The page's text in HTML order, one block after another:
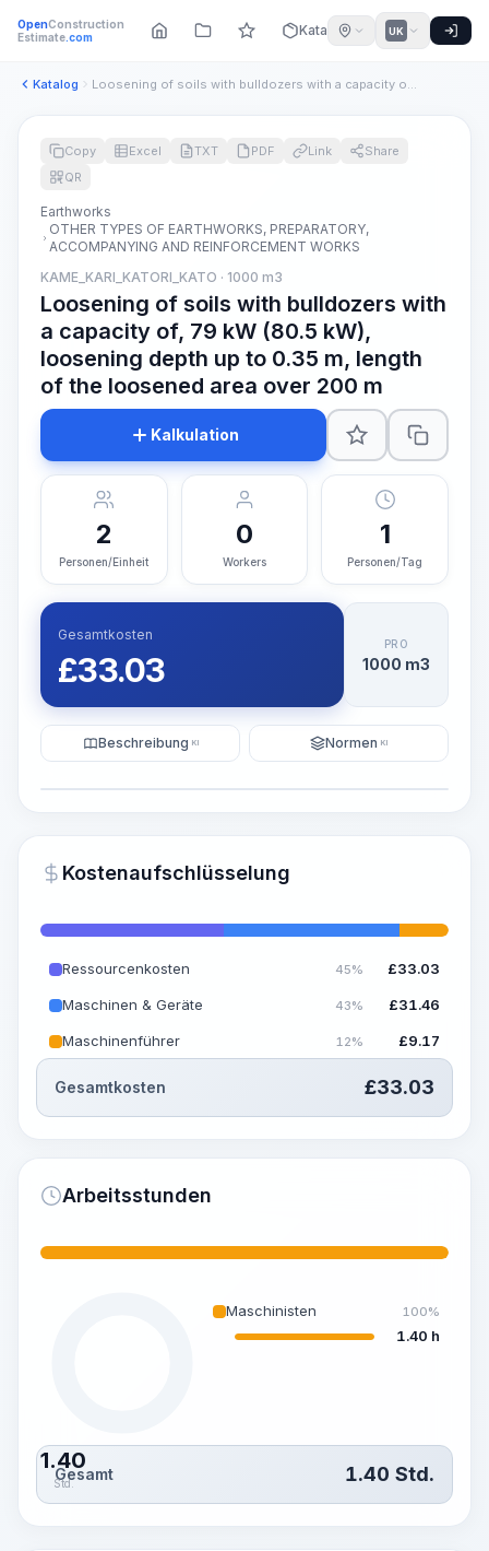
OpenConstruction
Estimate.com Katalog UK
Katalog Loosening of soils with bulldozers with a capacity of, 79 kW...
~15-30 Sek.
Copy Excel TXT PDF Link
Share
QR
Earthworks
OTHER TYPES OF EARTHWORKS, PREPARATORY,
ACCOMPANYING AND REINFORCEMENT WORKS
KAME_KARI_KATORI_KATO · 1000 m3
Loosening of soils with bulldozers with
a capacity of, 79 kW (80.5 kW),
loosening depth up to 0.35 m, length
of the loosened area over 200 m
Kalkulation
2
Personen/Einheit
0
Workers
1
Personen/Tag
Gesamtkosten
£33.03
PRO
1000 m3
Beschreibung KI Normen KI
Kostenaufschlüsselung
Ressourcenkosten 45% £33.03
Maschinen & Geräte 43% £31.46
Maschinenführer 12% £9.17
Gesamtkosten £33.03
Arbeitsstunden
1.40
Std.
Maschinisten 100%
1.40 h
Gesamt 1.40 Std.